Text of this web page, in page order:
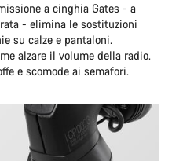
a cinghia Gates - a
- elimina le sostituzioni
su calze e pantaloni.
alzare il volume della radio.
e scomode ai semafori.